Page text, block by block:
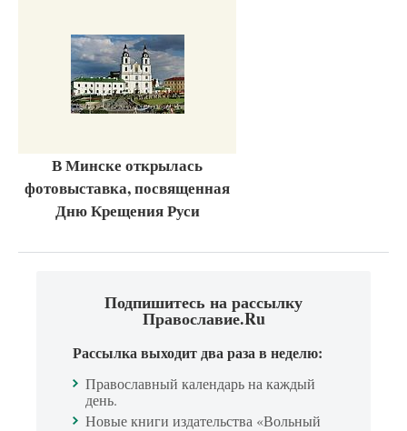
В Минске открылась
фотовыставка, посвященная
Дню Крещения Руси
Подпишитесь на рассылку
Православие.Ru
Рассылка выходит два раза в неделю:
Православный календарь на каждый
день.
Новые книги издательства «Вольный